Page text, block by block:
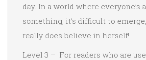
day. In a world where everyone’s
something, it’s difficult to
really does believe in herself!
Level 3 – For readers who are